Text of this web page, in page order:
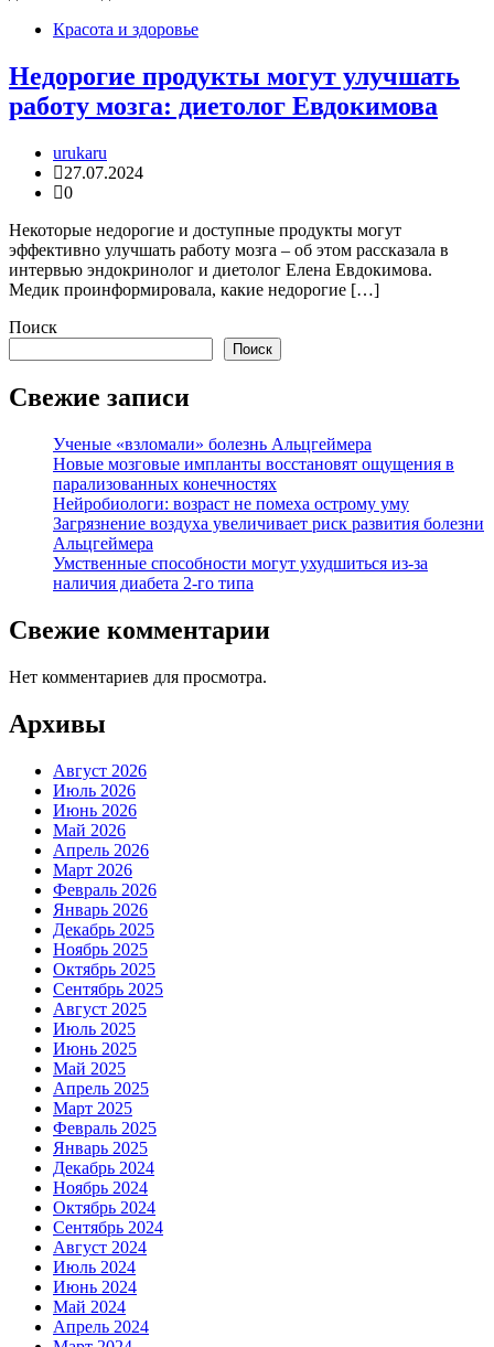
Красота и здоровье
Недорогие продукты могут улучшать
работу мозга: диетолог Евдокимова
urukaru
27.07.2024
0
Некоторые недорогие и доступные продукты могут
эффективно улучшать работу мозга – об этом рассказала в
интервью эндокринолог и диетолог Елена Евдокимова.
Медик проинформировала, какие недорогие […]
Поиск
Поиск
Свежие записи
Ученые «взломали» болезнь Альцгеймера
Новые мозговые импланты восстановят ощущения в
парализованных конечностях
Нейробиологи: возраст не помеха острому уму
Загрязнение воздуха увеличивает риск развития болезни
Альцгеймера
Умственные способности могут ухудшиться из-за
наличия диабета 2-го типа
Свежие комментарии
Нет комментариев для просмотра.
Архивы
Август 2026
Июль 2026
Июнь 2026
Май 2026
Апрель 2026
Март 2026
Февраль 2026
Январь 2026
Декабрь 2025
Ноябрь 2025
Октябрь 2025
Сентябрь 2025
Август 2025
Июль 2025
Июнь 2025
Май 2025
Апрель 2025
Март 2025
Февраль 2025
Январь 2025
Декабрь 2024
Ноябрь 2024
Октябрь 2024
Сентябрь 2024
Август 2024
Июль 2024
Июнь 2024
Май 2024
Апрель 2024